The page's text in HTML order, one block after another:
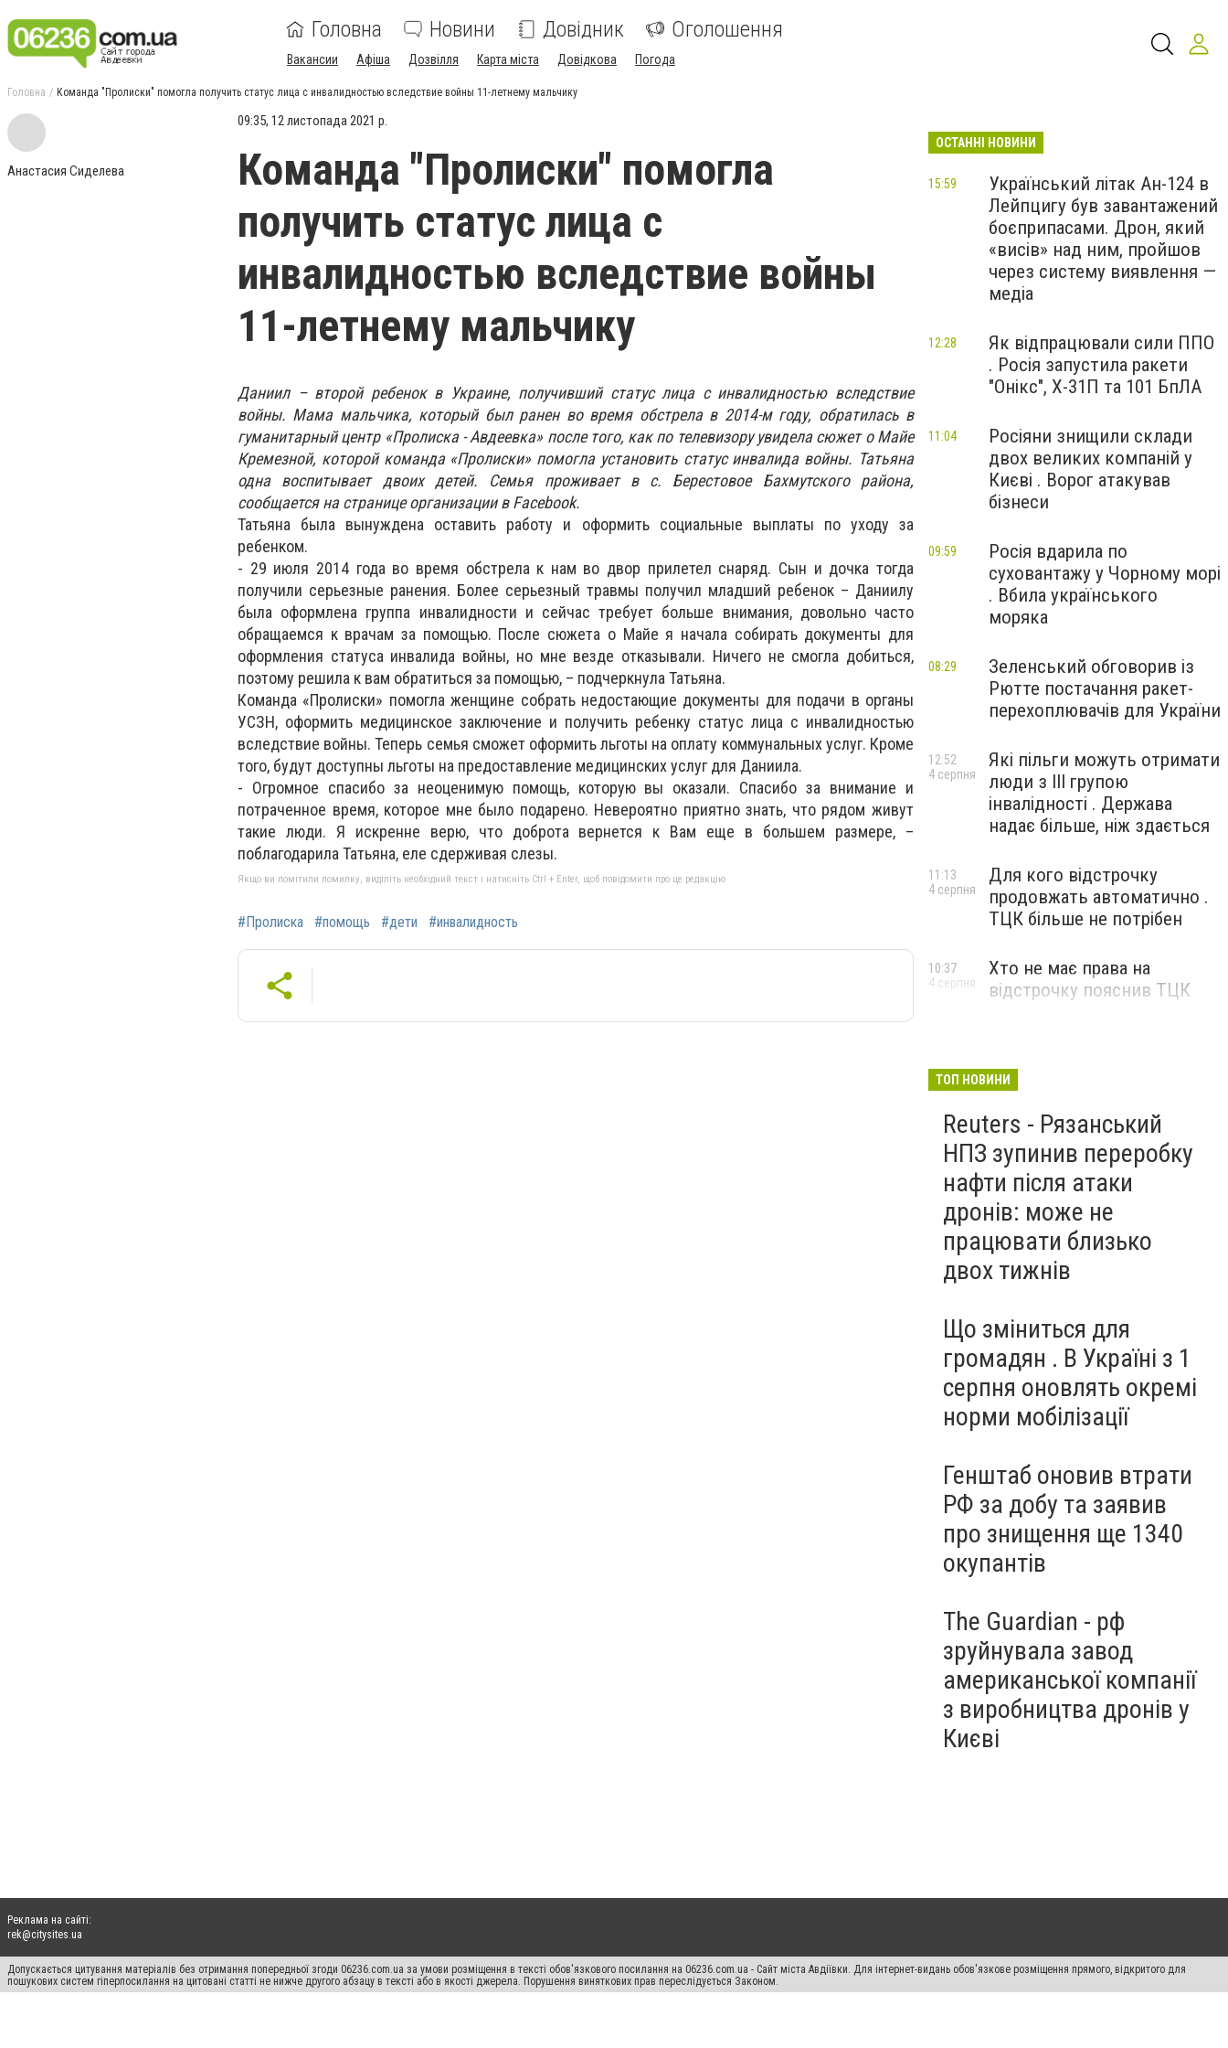
Головна Новини Довідник Оголошення
Вакансии Афіша Дозвілля Карта міста Довідкова Погода
Головна Команда "Пролиски" помогла получить статус лица с инвалидностью вследствие войны 11-летнему мальчику
Анастасия Сиделева
09:35, 12 листопада 2021 р.
Команда "Пролиски" помогла
получить статус лица с
инвалидностью вследствие войны
11-летнему мальчику
Даниил – второй ребенок в Украине, получивший статус лица с инвалидностью вследствие
войны. Мама мальчика, который был ранен во время обстрела в 2014-м году, обратилась в
гуманитарный центр «Пролиска - Авдеевка» после того, как по телевизору увидела сюжет о Майе
Кремезной, которой команда «Пролиски» помогла установить статус инвалида войны. Татьяна
одна воспитывает двоих детей. Семья проживает в с. Берестовое Бахмутского района,
сообщается на странице организации в Facebook.
Татьяна была вынуждена оставить работу и оформить социальные выплаты по уходу за
ребенком.
- 29 июля 2014 года во время обстрела к нам во двор прилетел снаряд. Сын и дочка тогда
получили серьезные ранения. Более серьезный травмы получил младший ребенок – Даниилу
была оформлена группа инвалидности и сейчас требует больше внимания, довольно часто
обращаемся к врачам за помощью. После сюжета о Майе я начала собирать документы для
оформления статуса инвалида войны, но мне везде отказывали. Ничего не смогла добиться,
поэтому решила к вам обратиться за помощью, – подчеркнула Татьяна.
Команда «Пролиски» помогла женщине собрать недостающие документы для подачи в органы
УСЗН, оформить медицинское заключение и получить ребенку статус лица с инвалидностью
вследствие войны. Теперь семья сможет оформить льготы на оплату коммунальных услуг. Кроме
того, будут доступны льготы на предоставление медицинских услуг для Даниила.
- Огромное спасибо за неоценимую помощь, которую вы оказали. Спасибо за внимание и
потраченное время, которое мне было подарено. Невероятно приятно знать, что рядом живут
такие люди. Я искренне верю, что доброта вернется к Вам еще в большем размере, –
поблагодарила Татьяна, еле сдерживая слезы.
Якщо ви помітили помилку, виділіть необхідний текст і натисніть Ctrl + Enter, щоб повідомити про це редакцію
#Пролиска #помощь #дети #инвалидность
ОСТАННІ НОВИНИ
Український літак Ан-124 в
Лейпцигу був завантажений
боєприпасами. Дрон, який
«висів» над ним, пройшов
через систему виявлення —
медіа
15:59
Як відпрацювали сили ППО
. Росія запустила ракети
"Онікс", Х-31П та 101 БпЛА
12:28
Росіяни знищили склади
двох великих компаній у
Києві . Ворог атакував
бізнеси
11:04
Росія вдарила по
суховантажу у Чорному морі
. Вбила українського
моряка
09:59
Зеленський обговорив із
Рютте постачання ракет-
перехоплювачів для України
08:29
Які пільги можуть отримати
люди з III групою
інвалідності . Держава
надає більше, ніж здається
12:52
4 серпня
Для кого відстрочку
продовжать автоматично .
ТЦК більше не потрібен
11:13
4 серпня
Хто не має права на
відстрочку пояснив ТЦК
10:37
4 серпня
ТОП НОВИНИ
Reuters - Рязанський
НПЗ зупинив переробку
нафти після атаки
дронів: може не
працювати близько
двох тижнів
Що зміниться для
громадян . В Україні з 1
серпня оновлять окремі
норми мобілізації
Генштаб оновив втрати
РФ за добу та заявив
про знищення ще 1340
окупантів
The Guardian - рф
зруйнувала завод
американської компанії
з виробництва дронів у
Києві
Реклама на сайті:
rek@citysites.ua
Допускається цитування матеріалів без отримання попередньої згоди 06236.com.ua за умови розміщення в тексті обов'язкового посилання на 06236.com.ua - Сайт міста Авдіївки. Для інтернет-видань обов'язкове розміщення прямого, відкритого для
пошукових систем гіперпосилання на цитовані статті не нижче другого абзацу в тексті або в якості джерела. Порушення виняткових прав переслідується Законом.